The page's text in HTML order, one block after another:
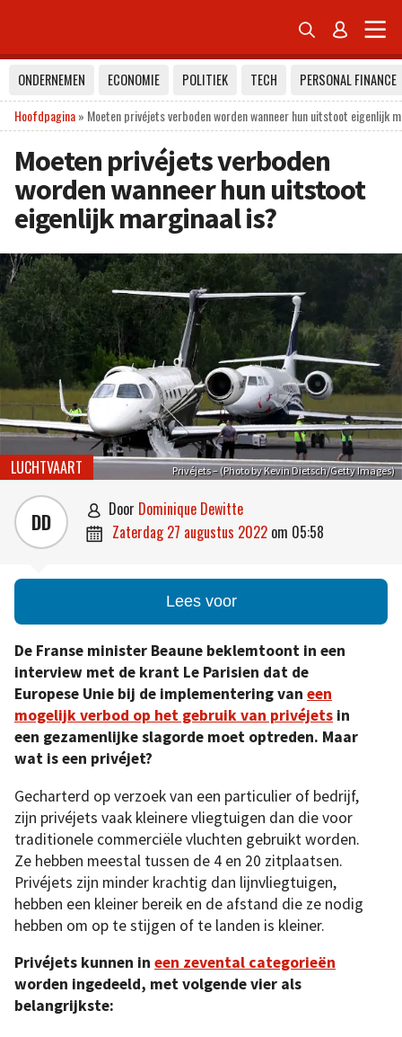
 
ONDERNEMEN ECONOMIE POLITIEK TECH
PERSONAL FINANCE
Hoofdpagina» Moeten privéjets verboden worden wanneer hun uitstoot eigenlijk
Moeten privéjets verboden
worden wanneer hun uitstoot
eigenlijk marginaal is?
Privéjets – (Photo by Kevin Dietsch/Getty Images)
LUCHTVAART
DD  door Dominique Dewitte
 zaterdag 27 augustus 2022 om 05:58
Lees voor
De Franse minister Beaune beklemtoont in een
interview met de krant Le Parisien dat de
Europese Unie bij de implementering van een
mogelijk verbod op het gebruik van privéjets in
een gezamenlijke slagorde moet optreden. Maar
wat is een privéjet?
Gecharterd op verzoek van een particulier of bedrijf,
zijn privéjets vaak kleinere vliegtuigen dan die voor
traditionele commerciële vluchten gebruikt worden.
Ze hebben meestal tussen de 4 en 20 zitplaatsen.
Privéjets zijn minder krachtig dan lijnvliegtuigen,
hebben een kleiner bereik en de afstand die ze nodig
hebben om op te stijgen of te landen is kleiner.
Privéjets kunnen in een zevental categorieën
worden ingedeeld, met volgende vier als
belangrijkste: